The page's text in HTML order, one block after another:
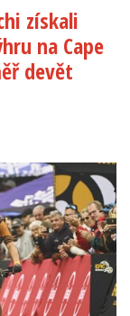
získali
na Cape
devět